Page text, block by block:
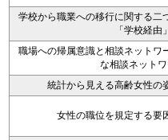
学校から職業への移行に関する二
「学校経由
職場への帰属意識と相談ネットワ
な相談ネット
統計から見える高齢女性の
女性の職位を規定する要